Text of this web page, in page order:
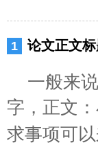
论文正文
一般来
字，正文
求事项可以